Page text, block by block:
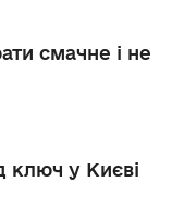
смачне і не
ключ у Києві